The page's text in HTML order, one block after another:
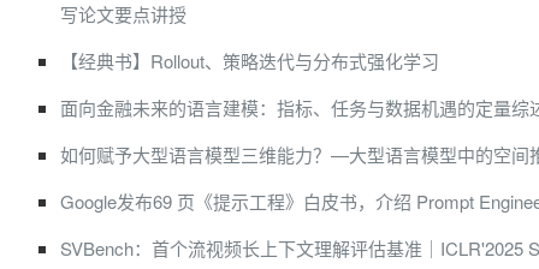
写论文要点讲授
【经典书】Rollout、策略迭代与分布式强化学习
面向金融未来的语言建模：指标、任务与数据机遇的定量综
如何赋予大型语言模型三维能力？—大型语言模型中的空间
Google发布69 页《提示工程》白皮书，介绍 Prompt
SVBench：首个流视频长上下文理解评估基准｜ICLR'2025